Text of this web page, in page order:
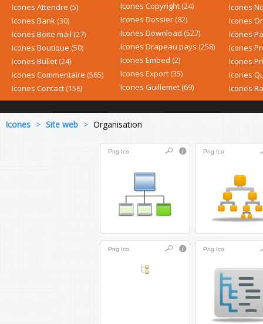
Icones Attendre (5)
Icones Bank (30)
Icones Boite mail (27)
Icones Boutique (50)
Icones Bullet (24)
Icones Commentaire (565)
Icones Contact (156)
Icones Copyright (24)
Icones Dossier (82)
Icones Download (527)
Icones Drapeau pays (258)
Icones Embed (2)
Icones Export (35)
Icones Guillemet (69)
Icones
Icones
Icones
Icones
Icones
Icones
Icones
Icones > Site web > Organisation
Png Ico Png Ico
Png Ico Png Ico